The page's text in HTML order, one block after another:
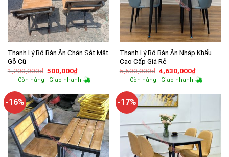
Thanh Lý Bộ Bàn Ăn Chân Sắt Mặt
Gỗ Cũ
1,200,000₫ Giá
gốc
là:
500,000₫Giá
hiện
tại
500,000₫.
Còn hàng - Giao nhanh
Thanh Lý Bộ Bàn Ăn Nhập Khẩu
Cao Cấp Giá Rẻ
5,500,000₫ Giá
gốc
là:
4,630,000₫Giá
hiện
tại
Còn hàng - Giao nhanh
-16% -17%